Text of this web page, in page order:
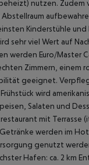
nutzen.
Kinderstühle
sehr viel Wert auf
Euro/Master
Zimmern, einem
geeignet.
wird
Salaten und
mit Terrasse
werden im
genutzt
Hafen: ca. 2 km